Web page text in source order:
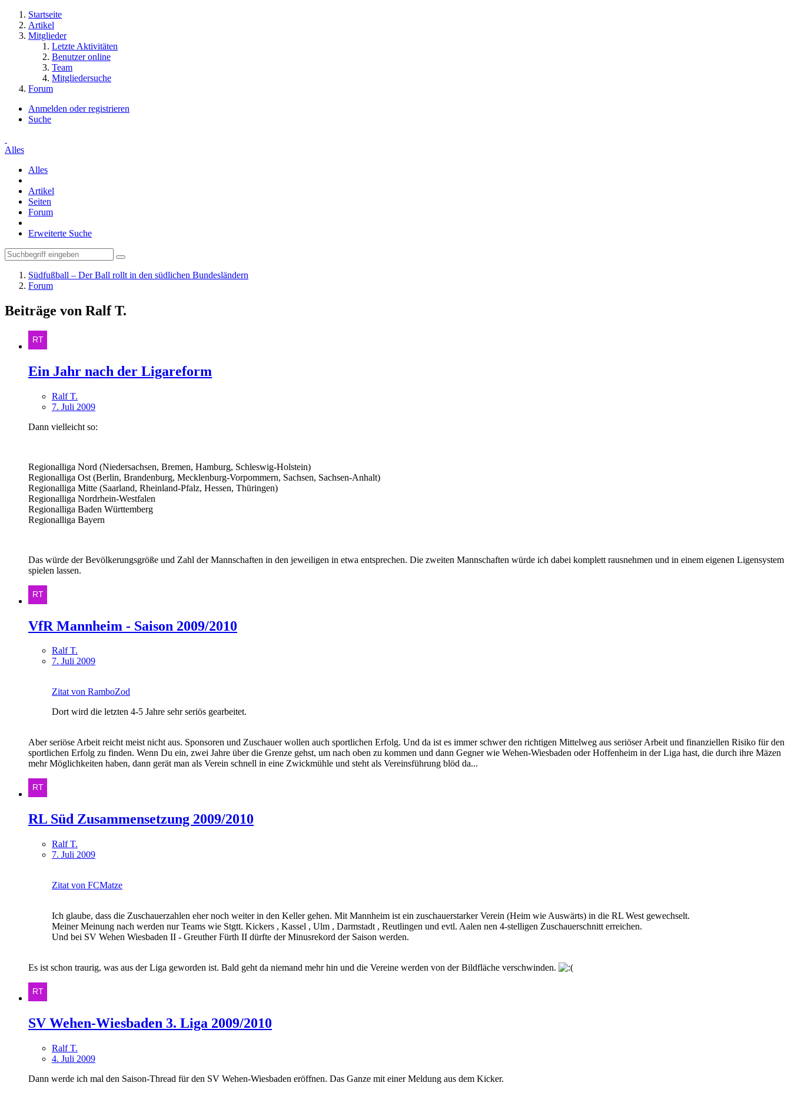
Startseite
Artikel
Mitglieder
Letzte Aktivitäten
Benutzer online
Team
Mitgliedersuche
Forum
Anmelden oder registrieren
Suche
Alles
Alles
Artikel
Seiten
Forum
Erweiterte Suche
Südfußball – Der Ball rollt in den südlichen Bundesländern
Forum
Beiträge von Ralf T.
Ein Jahr nach der Ligareform
Ralf T.
7. Juli 2009
Dann vielleicht so:
Regionalliga Nord (Niedersachsen, Bremen, Hamburg, Schleswig-Holstein)
Regionalliga Ost (Berlin, Brandenburg, Mecklenburg-Vorpommern, Sachsen, Sachsen-Anhalt)
Regionalliga Mitte (Saarland, Rheinland-Pfalz, Hessen, Thüringen)
Regionalliga Nordrhein-Westfalen
Regionalliga Baden Württemberg
Regionalliga Bayern
Das würde der Bevölkerungsgröße und Zahl der Mannschaften in den jeweiligen in etwa entsprechen. Die zweiten Mannschaften würde ich dabei komplett rausnehmen und in einem eigenen Ligensystem
spielen lassen.
VfR Mannheim - Saison 2009/2010
Ralf T.
7. Juli 2009
Zitat von RamboZod
Dort wird die letzten 4-5 Jahre sehr seriös gearbeitet.
Aber seriöse Arbeit reicht meist nicht aus. Sponsoren und Zuschauer wollen auch sportlichen Erfolg. Und da ist es immer schwer den richtigen Mittelweg aus seriöser Arbeit und finanziellen Risiko für den
sportlichen Erfolg zu finden. Wenn Du ein, zwei Jahre über die Grenze gehst, um nach oben zu kommen und dann Gegner wie Wehen-Wiesbaden oder Hoffenheim in der Liga hast, die durch ihre Mäzen
mehr Möglichkeiten haben, dann gerät man als Verein schnell in eine Zwickmühle und steht als Vereinsführung blöd da...
RL Süd Zusammensetzung 2009/2010
Ralf T.
7. Juli 2009
Zitat von FCMatze
Ich glaube, dass die Zuschauerzahlen eher noch weiter in den Keller gehen. Mit Mannheim ist ein zuschauerstarker Verein (Heim wie Auswärts) in die RL West gewechselt.
Meiner Meinung nach werden nur Teams wie Stgtt. Kickers , Kassel , Ulm , Darmstadt , Reutlingen und evtl. Aalen nen 4-stelligen Zuschauerschnitt erreichen.
Und bei SV Wehen Wiesbaden II - Greuther Fürth II dürfte der Minusrekord der Saison werden.
Es ist schon traurig, was aus der Liga geworden ist. Bald geht da niemand mehr hin und die Vereine werden von der Bildfläche verschwinden.
SV Wehen-Wiesbaden 3. Liga 2009/2010
Ralf T.
4. Juli 2009
Dann werde ich mal den Saison-Thread für den SV Wehen-Wiesbaden eröffnen. Das Ganze mit einer Meldung aus dem Kicker.